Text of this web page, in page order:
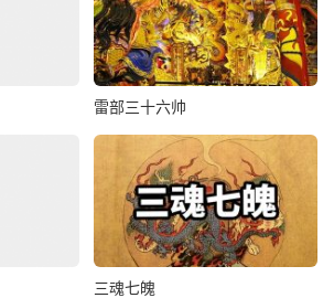
。恭望师慈，允俞所启，俯念宗枝，垂
奏进达，敢祈速应。或恕奏文谬误，语
不合玄范，就乞哀怜，削治正定。必使
。请颁敕旨，降付三省，宣告雷霆一府
主雪将军，结云使者，一合下降，督勒
各处潭洞龙神，限三日之内，疾速斡旋
冻结冰，屑云雕雪。即使云同一色，转
散六花，豁凶荒而成祥瑞。俾民安於乐
消殄虫蝗，肃清疵疠。广显清微之化，
雷部三十六帅
三魂七魄